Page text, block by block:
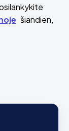
šiandien,